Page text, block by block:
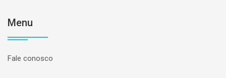
Menu
Fale conosco